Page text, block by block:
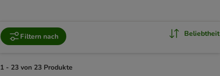
Filtern nach Beliebtheit
1 - 23 von 23 Produkte